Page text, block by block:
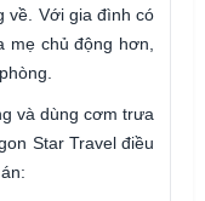
về. Với gia đình có
mẹ chủ động hơn,
và dùng cơm trưa
Star Travel điều